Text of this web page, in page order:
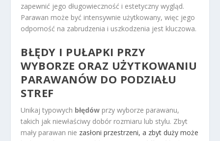
zapewnić jego długowieczność i estetyczny wygląd.
Parawan może być intensywnie użytkowany, więc jego
odporność na zabrudzenia i uszkodzenia jest kluczowa.
BŁĘDY I PUŁAPKI PRZY
WYBORZE ORAZ UŻYTKOWANIU
PARAWANÓWDO PODZIAŁU
STREF
Unikaj typowych błędów przy wyborze parawanu,
takich jak niewłaściwy dobór rozmiaru lub stylu. Zbyt
mały parawan nie zasłoni przestrzeni, a zbyt duży może